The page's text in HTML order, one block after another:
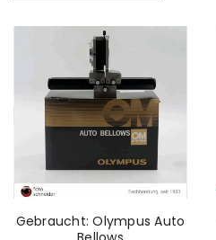
ANMELDEN
Gebraucht: Olympus Auto